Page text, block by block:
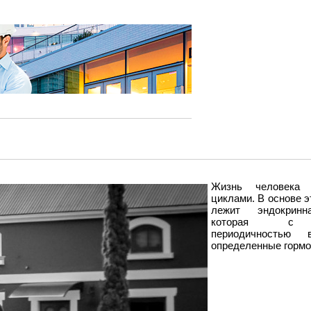
Жизнь человека
циклами. В основе
лежит
которая с
периодичностью
определенные